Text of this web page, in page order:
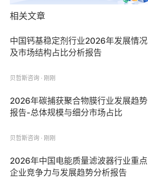
相关文章
中国钙基稳定剂行业2026年发展情况
及市场结构占比分析报告
贝哲斯咨询 · 刚刚
2026年碳捕获聚合物膜行业发展趋势
报告-总体规模与细分市场占比
贝哲斯咨询 · 刚刚
2026年中国电能质量滤波器行业重点
企业竞争力与发展趋势分析报告